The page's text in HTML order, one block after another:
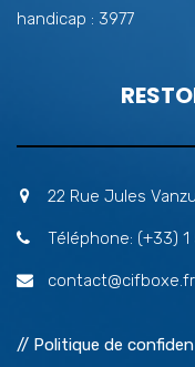
handicap : 3977
22 Rue Jules
Téléphone: (+33) 1
contact@cifboxe.fr
// Politique de